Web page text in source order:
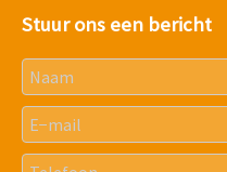
Stuur ons een bericht